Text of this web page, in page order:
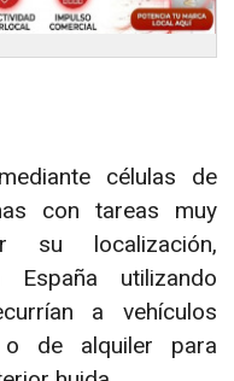
células de
con tareas muy
su localización,
utilizando
a vehículos
o de alquiler para